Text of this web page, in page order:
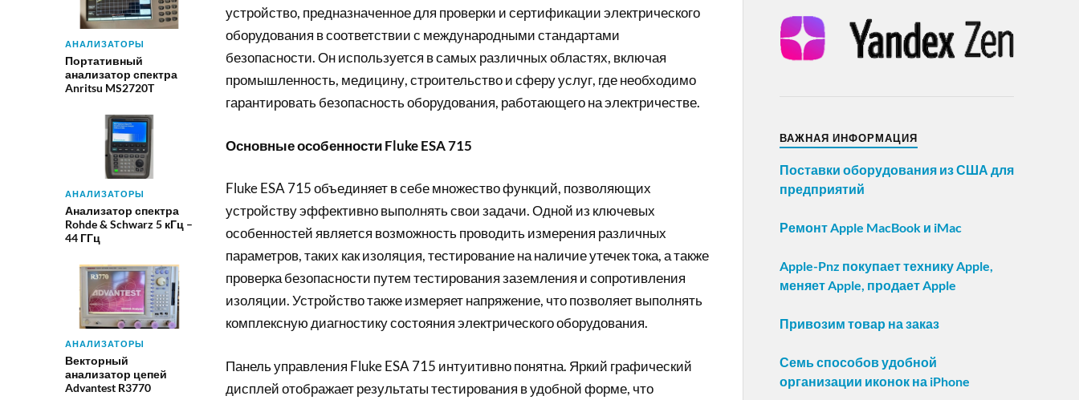
АНАЛИЗАТОРЫ
Портативный
анализатор спектра
Anritsu MS2720T
АНАЛИЗАТОРЫ
Анализатор спектра
Rohde & Schwarz 5 кГц –
44 ГГц
АНАЛИЗАТОРЫ
Векторный
анализатор цепей
Advantest R3770
устройство, предназначенное для проверки и сертификации электрического
оборудования в соответствии с международными стандартами
безопасности. Он используется в самых различных областях, включая
промышленность, медицину, строительство и сферу услуг, где необходимо
гарантировать безопасность оборудования, работающего на электричестве.
Основные особенности Fluke ESA 715
Fluke ESA 715 объединяет в себе множество функций, позволяющих
устройству эффективно выполнять свои задачи. Одной из ключевых
особенностей является возможность проводить измерения различных
параметров, таких как изоляция, тестирование на наличие утечек тока, а также
проверка безопасности путем тестирования заземления и сопротивления
изоляции. Устройство также измеряет напряжение, что позволяет выполнять
комплексную диагностику состояния электрического оборудования.
Панель управления Fluke ESA 715 интуитивно понятна. Яркий графический
дисплей отображает результаты тестирования в удобной форме, что
ВАЖНАЯ ИНФОРМАЦИЯ
Поставки оборудования из США для
предприятий
Ремонт Apple MacBook и iMac
Apple-Pnz покупает технику Apple,
меняет Apple, продает Apple
Привозим товар на заказ
Семь способов удобной
организации иконок на iPhone